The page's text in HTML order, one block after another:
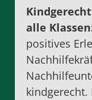
alle
positives
kindgerecht.